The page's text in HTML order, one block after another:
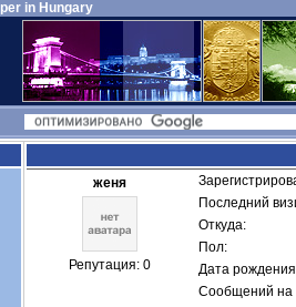
in Hungary
женя
Репутация: 0
Последний
Откуда:
Пол:
Дата
Сообщений на